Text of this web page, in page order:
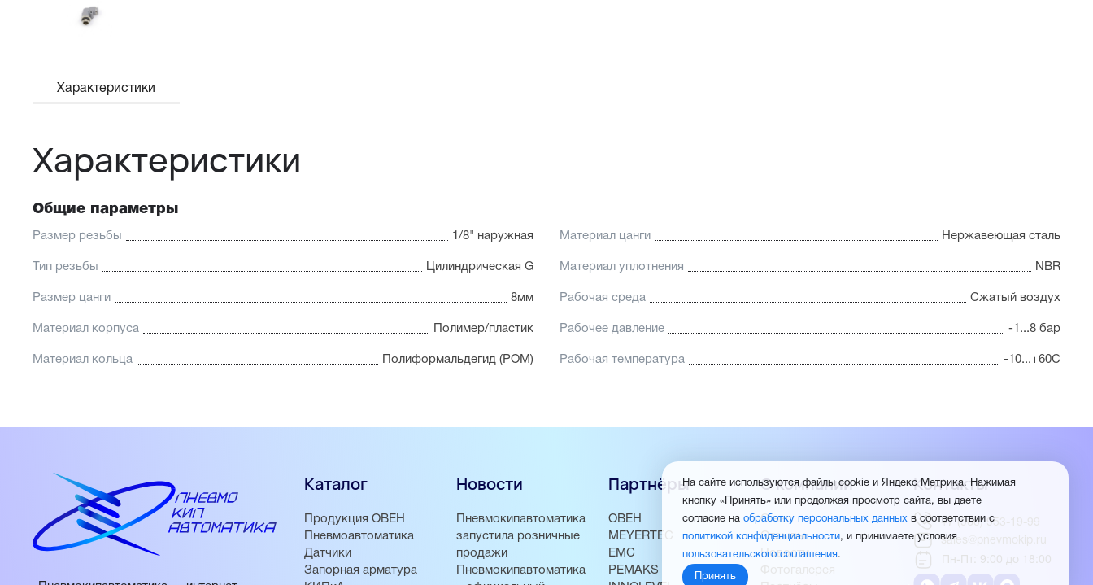
Характеристики
Характеристики
Общие параметры
Размер резьбы 1/8" наружная Материал цанги Нержавеющая сталь
Тип резьбы Цилиндрическая G Материал уплотнения NBR
Размер цанги 8мм Рабочая среда Сжатый воздух
Материал корпуса Полимер/пластик Рабочее давление -1...8 бар
Материал кольца Полиформальдегид (POM) Рабочая температура -10...+60С
Каталог
Продукция ОВЕН
Пневмоавтоматика
Датчики
Запорная арматура
Новости
Пневмокипавтоматика
запустила розничные
продажи
Пневмокипавтоматика
Партнёры
ОВЕН
MEYERTEC
EMC
PEMAKS
О компании
О нас
Отзывы
Новости
Фотогалерея
Контакты
+7 (960) 953-19-99
sales@pnevmokip.ru
Пн-Пт: 9:00 до 18:00
На сайте используются файлы cookie и Яндекс Метрика. Нажимая
кнопку «Принять» или продолжая просмотр сайта, вы даете
согласие на обработку персональных данных в соответствии с
политикой конфиденциальности, и принимаете условия
пользовательского соглашения.
Принять